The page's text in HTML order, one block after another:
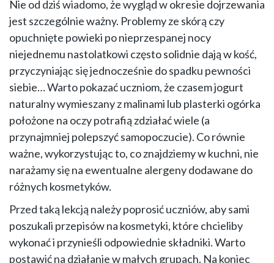
Nie od dziś wiadomo, że wygląd w okresie dojrzewania
jest szczególnie ważny. Problemy ze skórą czy
opuchnięte powieki po nieprzespanej nocy
niejednemu nastolatkowi często solidnie dają w kość,
przyczyniając się jednocześnie do spadku pewności
siebie… Warto pokazać uczniom, że czasem jogurt
naturalny wymieszany z malinami lub plasterki ogórka
położone na oczy potrafią zdziałać wiele (a
przynajmniej polepszyć samopoczucie). Co równie
ważne, wykorzystując to, co znajdziemy w kuchni, nie
narażamy się na ewentualne alergeny dodawane do
różnych kosmetyków.
Przed taką lekcją należy poprosić uczniów, aby sami
poszukali przepisów na kosmetyki, które chcieliby
wykonać i przynieśli odpowiednie składniki. Warto
postawić na działanie w małych grupach. Na koniec